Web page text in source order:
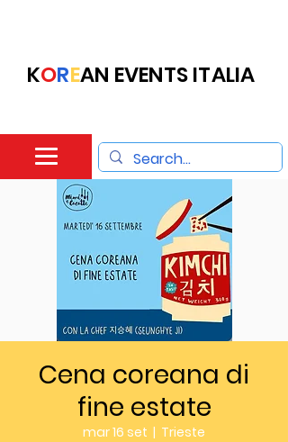
KOREAN EVENTS ITALIA
Cena coreana di
fine estate
mar 16 set
  |
Trieste